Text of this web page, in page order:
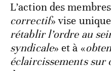
L’action des
correctif» vise
rétablir l’ordre au
syndicale» et à «
éclaircissements sur